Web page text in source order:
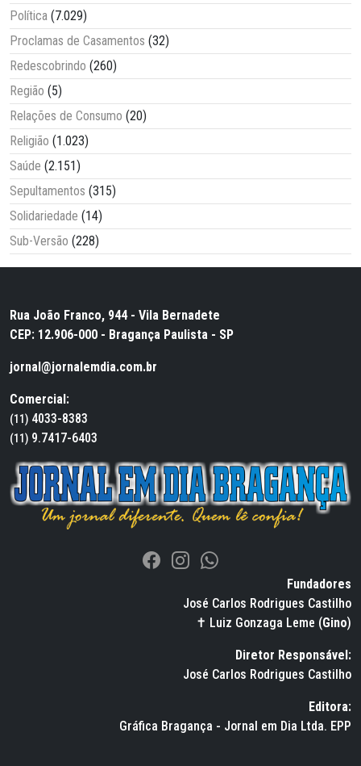
Política (7.029)
Proclamas de Casamentos (32)
Redescobrindo (260)
Região (5)
Relações de Consumo (20)
Religião (1.023)
Saúde (2.151)
Sepultamentos (315)
Solidariedade (14)
Sub-Versão (228)
Rua João Franco, 944 - Vila Bernadete
CEP: 12.906-000 - Bragança Paulista - SP
jornal@jornalemdia.com.br
Comercial:
(11) 4033-8383
(11) 9.7417-6403
Fundadores
José Carlos Rodrigues Castilho
✝ Luiz Gonzaga Leme (Gino)
Diretor Responsável:
José Carlos Rodrigues Castilho
Editora:
Gráfica Bragança - Jornal em Dia Ltda. EPP